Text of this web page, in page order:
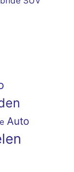
Auto